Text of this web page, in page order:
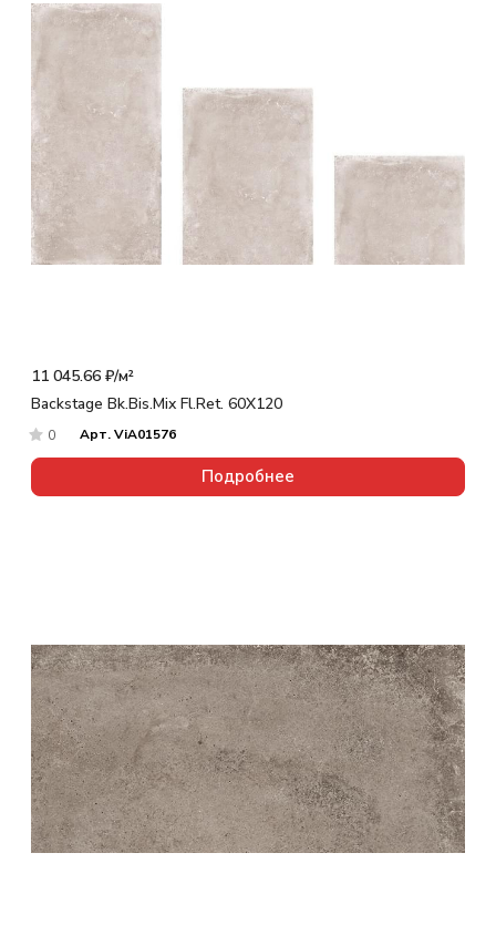
11 045.66 ₽/м²
Backstage Bk.Bis.Mix Fl.Ret. 60X120
0 Арт.ViA01576
Подробнее